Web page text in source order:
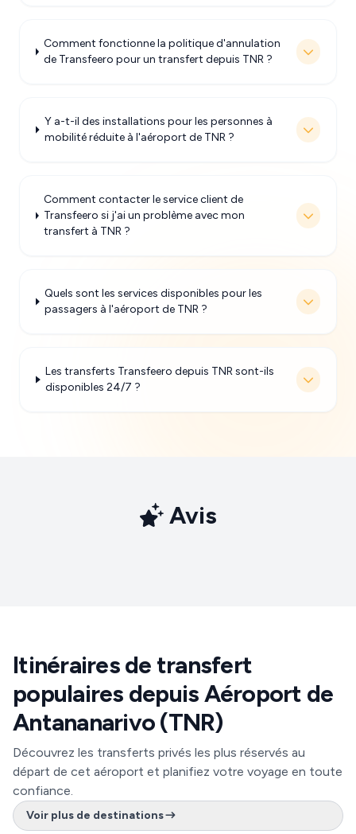
Comment fonctionne la politique d'annulation
de Transfeero pour un transfert depuis TNR ?
Y a-t-il des installations pour les personnes à
mobilité réduite à l'aéroport de TNR ?
Comment contacter le service client de
Transfeero si j'ai un problème avec mon
transfert à TNR ?
Quels sont les services disponibles pour les
passagers à l'aéroport de TNR ?
Les transferts Transfeero depuis TNR sont-ils
disponibles 24/7 ?
Avis
Itinéraires de transfert
populaires depuis Aéroport de
Antananarivo (TNR)
Découvrez les transferts privés les plus réservés au
départ de cet aéroport et planifiez votre voyage en toute
confiance.
Voir plus de destinations